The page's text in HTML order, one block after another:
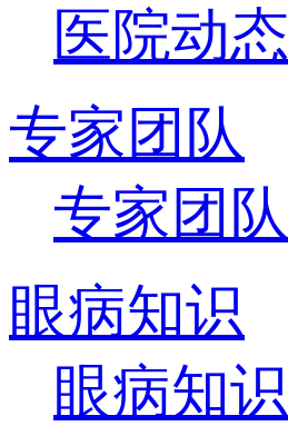
医院动态
专家团队
专家团队
眼病知识
眼病知识